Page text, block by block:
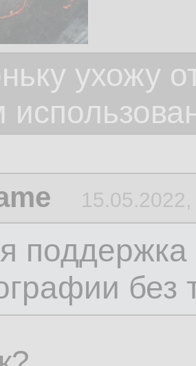
ухожу
поддержка
без